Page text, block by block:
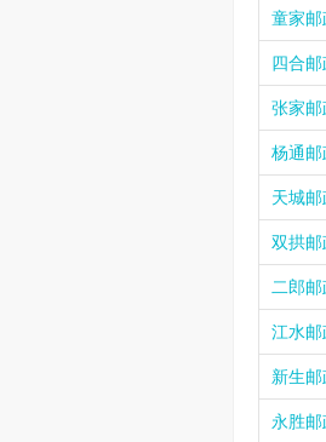
童家邮
四合
张家邮
杨通邮
天城
双拱邮
二郎
江水邮
新生
永胜